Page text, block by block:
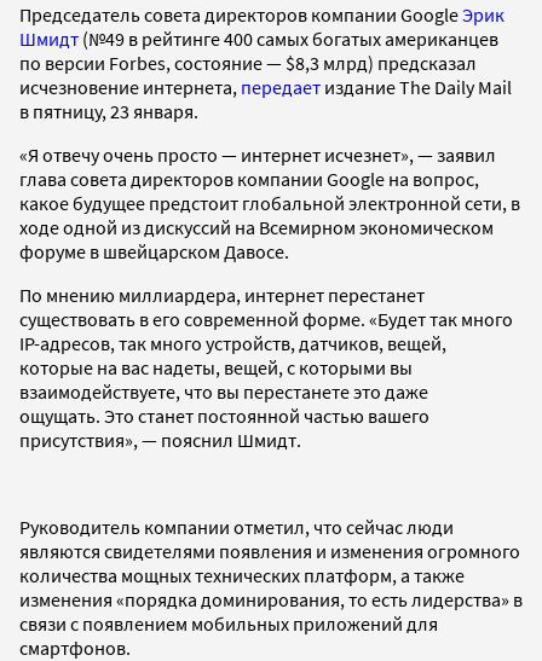
Председатель совета директоров компании GoogleЭрик
Шмидт (№49 в рейтинге 400 самых богатых американцев
по версии Forbes, состояние — $8,3 млрд) предсказал
исчезновение интернета, передает издание The Daily Mail
в пятницу, 23 января.
«Я отвечу очень просто — интернет исчезнет», — заявил
глава совета директоров компании Google на вопрос,
какое будущее предстоит глобальной электронной сети, в
ходе одной из дискуссий на Всемирном экономическом
форуме в швейцарском Давосе.
По мнению миллиардера, интернет перестанет
существовать в его современной форме. «Будет так много
IP-адресов, так много устройств, датчиков, вещей,
которые на вас надеты, вещей, с которыми вы
взаимодействуете, что вы перестанете это даже
ощущать. Это станет постоянной частью вашего
присутствия», — пояснил Шмидт.
Руководитель компании отметил, что сейчас люди
являются свидетелями появления и изменения огромного
количества мощных технических платформ, а также
изменения «порядка доминирования, то есть лидерства» в
связи с появлением мобильных приложений для
смартфонов.